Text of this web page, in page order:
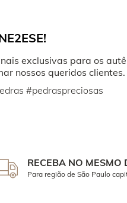
exclusivas para os
nossos queridos clientes.
#pedraspreciosas
RECEBA NO MESMO
Para região de São Paulo